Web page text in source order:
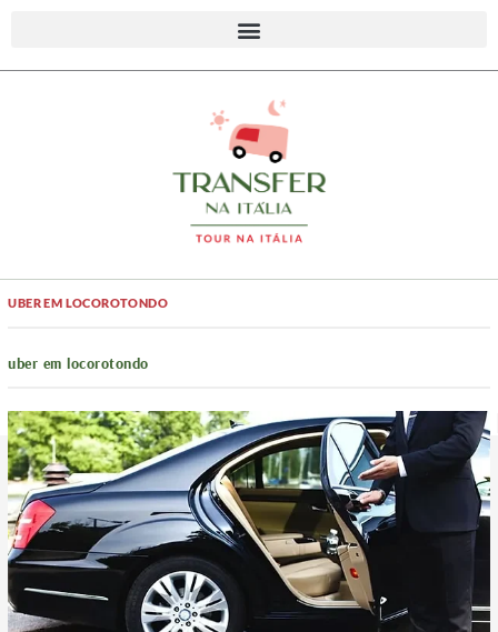
UBER EM LOCOROTONDO
uber em locorotondo